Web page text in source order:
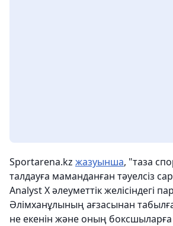
Sportarena.kz жазуынша, "таза
талдауға маманданған тәуелсіз
Analyst X әлеуметтік желісіндегі
Әлімханұлының ағзасынан
не екенін және оның